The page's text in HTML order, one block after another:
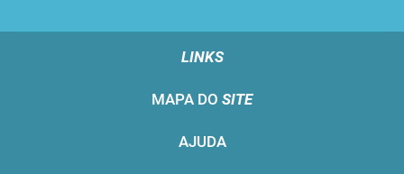
LINKS
MAPA DO SITE
AJUDA